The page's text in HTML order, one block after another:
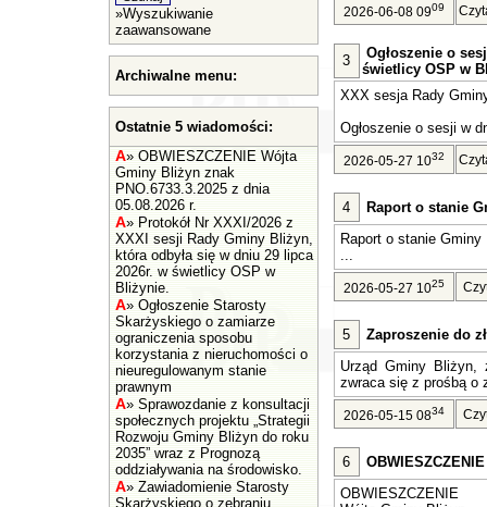
»Wyszukiwanie
zaawansowane
Archiwalne menu:
Ostatnie 5 wiadomości:
A» OBWIESZCZENIE Wójta
Gminy Bliżyn znak
PNO.6733.3.2025 z dnia
05.08.2026 r.
A» Protokół Nr XXXI/2026 z
XXXI sesji Rady Gminy Bliżyn,
która odbyła się w dniu 29 lipca
2026r. w świetlicy OSP w
Bliżynie.
A» Ogłoszenie Starosty
Skarżyskiego o zamiarze
ograniczenia sposobu
korzystania z nieruchomości o
nieuregulowanym stanie
prawnym
A» Sprawozdanie z konsultacji
społecznych projektu „Strategii
Rozwoju Gminy Bliżyn do roku
2035” wraz z Prognozą
oddziaływania na środowisko.
A» Zawiadomienie Starosty
Skarżyskiego o zebraniu
2026-06-08 0909
3
Ogłoszenie o
świetlicy OSP w
XXX sesja Rady
Ogłoszenie o sesji w
2026-05-27 1032
4
Raport o stanie
Raport o stanie
...
2026-05-27 1025
5
Zaproszenie do
Urząd Gminy
zwraca się z prośbą o
2026-05-15 0834
6
OBWIESZCZENIE